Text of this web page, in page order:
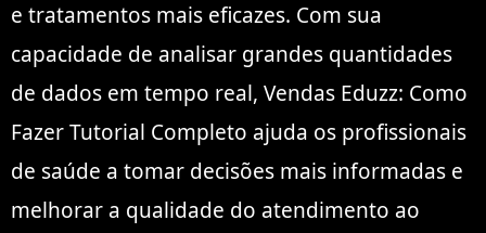
e tratamentos mais eficazes. Com sua
capacidade de analisar grandes quantidades
de dados em tempo real, Vendas Eduzz: Como
Fazer Tutorial Completo ajuda os profissionais
de saúde a tomar decisões mais informadas e
melhorar a qualidade do atendimento ao